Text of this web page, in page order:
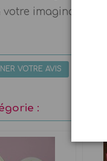
imagination et
VOTRE AVIS
: